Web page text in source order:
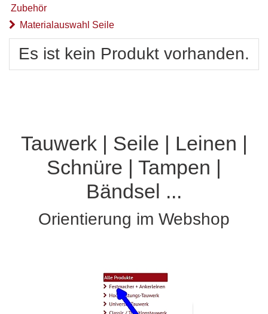
Zubehör
Materialauswahl Seile
Es ist kein Produkt vorhanden.
Tauwerk | Seile | Leinen |
Schnüre | Tampen |
Bändsel ...
Orientierung im Webshop